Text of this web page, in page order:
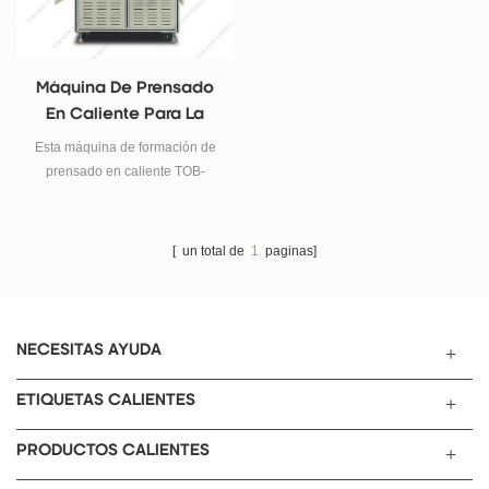
Máquina De Prensado
En Caliente Para La
Formación De Células
En Bolsas De Litio
Esta máquina de formación de
prensado en caliente TOB-
de celdas de bolsas de iones de
[ un total de 1 paginas]
NECESITAS AYUDA
ETIQUETAS CALIENTES
PRODUCTOS CALIENTES